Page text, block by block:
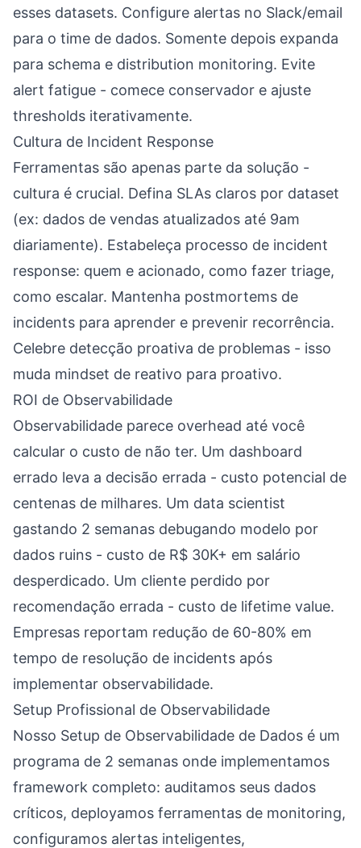
esses datasets. Configure alertas no Slack/email
para o time de dados. Somente depois expanda
para schema e distribution monitoring. Evite
alert fatigue - comece conservador e ajuste
thresholds iterativamente.
Cultura de Incident Response
Ferramentas são apenas parte da solução -
cultura é crucial. Defina SLAs claros por dataset
(ex: dados de vendas atualizados até 9am
diariamente). Estabeleça processo de incident
response: quem e acionado, como fazer triage,
como escalar. Mantenha postmortems de
incidents para aprender e prevenir recorrência.
Celebre detecção proativa de problemas - isso
muda mindset de reativo para proativo.
ROI de Observabilidade
Observabilidade parece overhead até você
calcular o custo de não ter. Um dashboard
errado leva a decisão errada - custo potencial de
centenas de milhares. Um data scientist
gastando 2 semanas debugando modelo por
dados ruins - custo de R$ 30K+ em salário
desperdicado. Um cliente perdido por
recomendação errada - custo de lifetime value.
Empresas reportam redução de 60-80% em
tempo de resolução de incidents após
implementar observabilidade.
Setup Profissional de Observabilidade
Nosso Setup de Observabilidade de Dados é um
programa de 2 semanas onde implementamos
framework completo: auditamos seus dados
críticos, deployamos ferramentas de monitoring,
configuramos alertas inteligentes,